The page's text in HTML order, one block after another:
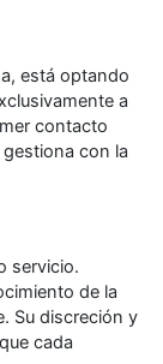
está optando
a
contacto
con la
servicio.
de la
Su discreción y
cada